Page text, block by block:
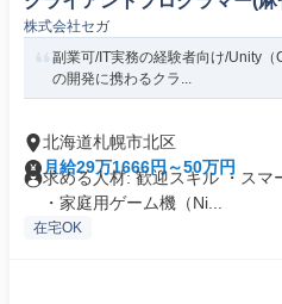
株式会社セガ
副業可/IT実務の経験者向け/Unity
の開発に携わるクラ...
北海道札幌市北区
月給29万1666円～50万円
求める人材: 歓迎スキル ・スマ
・家庭用ゲーム機（Ni...
在宅OK